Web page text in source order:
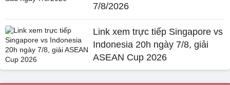
7/8/2026
Link xem trực tiếp Singapore vs
Indonesia 20h ngày 7/8, giải
ASEAN Cup 2026